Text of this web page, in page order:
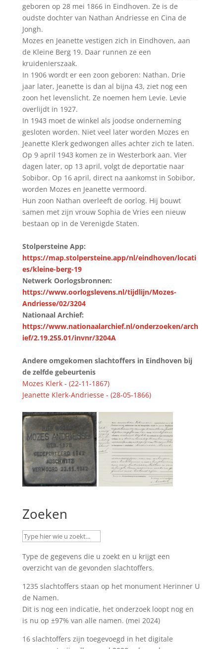
geboren op 28 mei 1866 in Eindhoven. Ze is de
oudste dochter van Nathan Andriesse en Cina de
Jongh.
Mozes en Jeanette vestigen zich in Eindhoven, aan
de Kleine Berg 19. Daar runnen ze een
kruidenierszaak.
In 1906 wordt er een zoon geboren: Nathan. Drie
jaar later, Jeanette is dan al bijna 43, ziet nog een
zoon het levenslicht. Ze noemen hem Levie. Levie
overlijdt in 1927.
In 1943 moet de winkel als joodse onderneming
gesloten worden. Niet veel later worden Mozes en
Jeanette Klerk gedwongen alles achter zich te laten.
Op 9 april 1943 komen ze in Westerbork aan. Vier
dagen later, op 13 april, volgt de deportatie naar
Sobibor. Op 16 april, direct na aankomst in Sobibor,
worden Mozes en Jeanette vermoord.
Hun zoon Nathan overleeft de oorlog. Hij bouwt
samen met zijn vrouw Sophia de Vries een nieuw
bestaan op in de Verenigde Staten.
Stolpersteine App:
https://map.stolpersteine.app/nl/eindhoven/locati
es/kleine-berg-19
Netwerk Oorlogsbronnen:
https://www.oorlogslevens.nl/tijdlijn/Mozes-
Andriesse/02/3204
Nationaal Archief:
https://www.nationaalarchief.nl/onderzoeken/arch
ief/2.19.255.01/invnr/3204A
Andere omgekomen slachtoffers in Eindhoven bij
de zelfde gebeurtenis
Mozes Klerk - (22-11-1867)
Jeanette Klerk-Andriesse - (28-05-1866)
Zoeken
Type de gegevens die u zoekt en u krijgt een
overzicht van de gevonden slachtoffers.
1235 slachtoffers staan op het monument Herinner U
de Namen.
Dit is nog een indicatie, het onderzoek loopt nog en
is nu op ±97% van alle namen. (mei 2024)
16 slachtoffers zijn toegevoegd in het digitale